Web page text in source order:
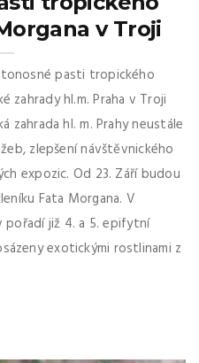
v Troji
pasti tropického
zahrady hl.m. Praha v Troji
hl. m. Prahy neustále
zlepšení návštěvnického
expozic. Od 23. Září budou
Fata Morgana. V
již 4. a 5. epifytní
exotickými rostlinami z